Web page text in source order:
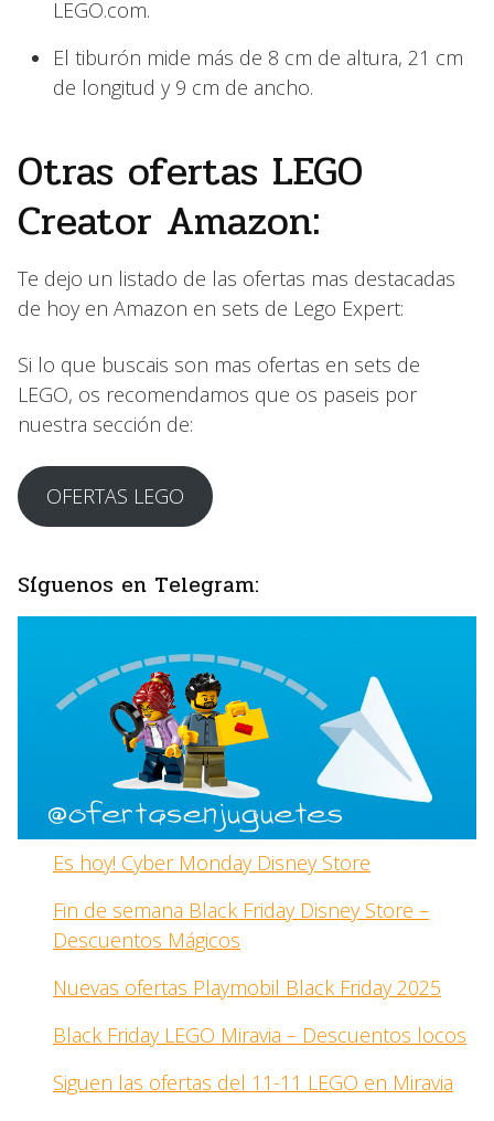
LEGO.com.
El tiburón mide más de 8 cm de altura, 21 cm
de longitud y 9 cm de ancho.
Otras ofertas LEGO
Creator Amazon:
Te dejo un listado de las ofertas mas destacadas
de hoy en Amazon en sets de Lego Expert:
Si lo que buscais son mas ofertas en sets de
LEGO, os recomendamos que os paseis por
nuestra sección de:
OFERTAS LEGO
Síguenos en Telegram:
Es hoy! Cyber Monday Disney Store
Fin de semana Black Friday Disney Store –
Descuentos Mágicos
Nuevas ofertas Playmobil Black Friday 2025
Black Friday LEGO Miravia – Descuentos locos
Siguen las ofertas del 11-11 LEGO en Miravia